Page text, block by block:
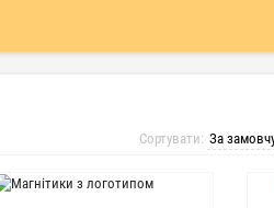
Сортувати: